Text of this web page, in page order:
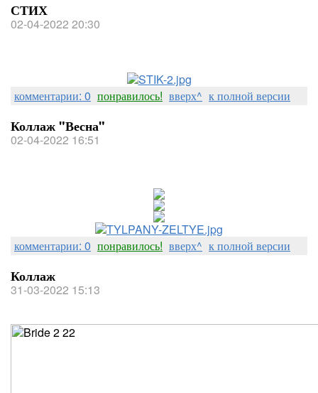
СТИХ
02-04-2022 20:30
комментарии: 0 понравилось! вверх^ к полной версии
Коллаж "Весна"
02-04-2022 16:51
комментарии: 0 понравилось! вверх^ к полной версии
Коллаж
31-03-2022 15:13